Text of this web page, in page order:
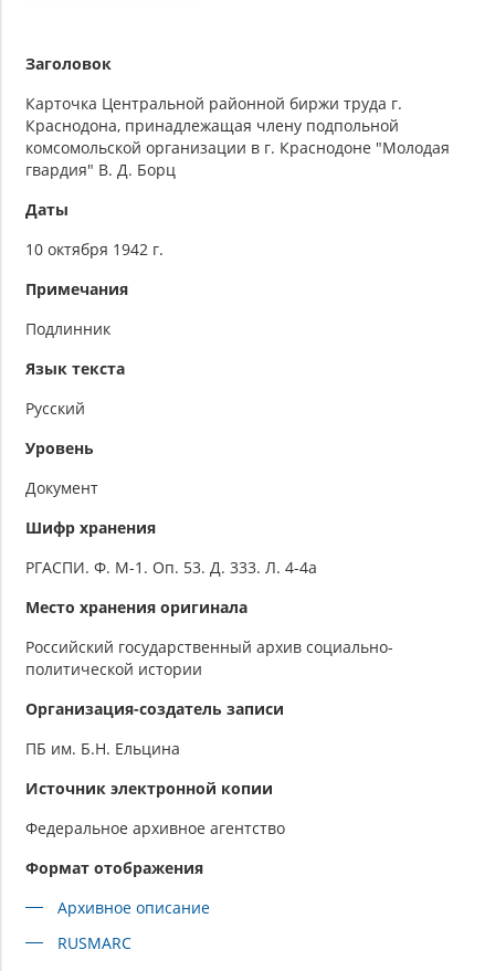
Заголовок
Карточка Центральной районной биржи труда г.
Краснодона, принадлежащая члену подпольной
комсомольской организации в г. Краснодоне "Молодая
гвардия" В. Д. Борц
Даты
10 октября 1942 г.
Примечания
Подлинник
Язык текста
Русский
Уровень
Документ
Шифр хранения
РГАСПИ. Ф. М-1. Оп. 53. Д. 333. Л. 4-4а
Место хранения оригинала
Российский государственный архив социально-
политической истории
Организация-создатель записи
ПБ им. Б.Н. Ельцина
Источник электронной копии
Федеральное архивное агентство
Формат отображения
Архивное описание
RUSMARC